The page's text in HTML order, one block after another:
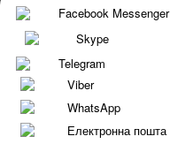
Facebook Messenger
Skype
Telegram
Viber
WhatsApp
Електронна пошта